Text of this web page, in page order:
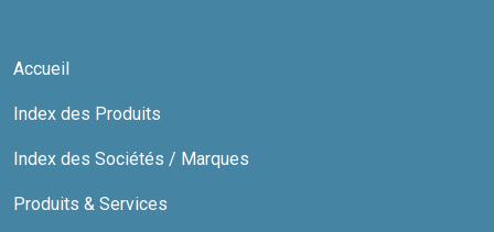
Accueil
Index des Produits
Index des Sociétés / Marques
Produits & Services